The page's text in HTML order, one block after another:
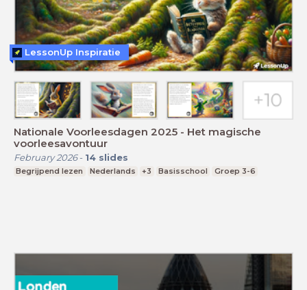
Nationale Voorleesdagen 2025 - Het magische
voorleesavontuur
February 2026- 14 slides
Begrijpend lezen Nederlands +3 Basisschool Groep 3-6
LessonUp Inspiratie